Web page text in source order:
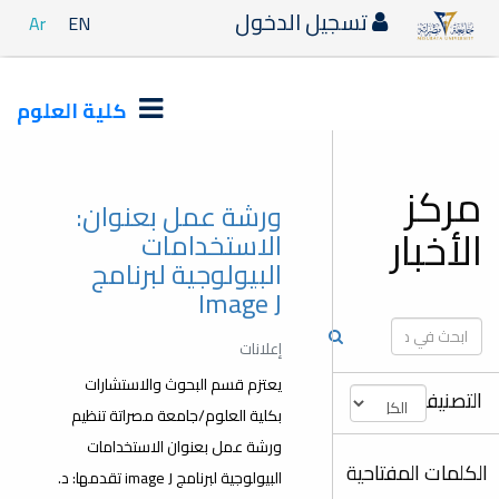
Ar EN
ورشة عمل بعنوان:
الاستخدامات
البيولوجية لبرنامج
Image J
إعلانات
يعتزم قسم البحوث والاستشارات
بكلية العلوم/جامعة مصراتة تنظيم
البيولوجية لبرنامج image J تقدمها: د.